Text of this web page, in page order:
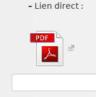
– Lien direct :